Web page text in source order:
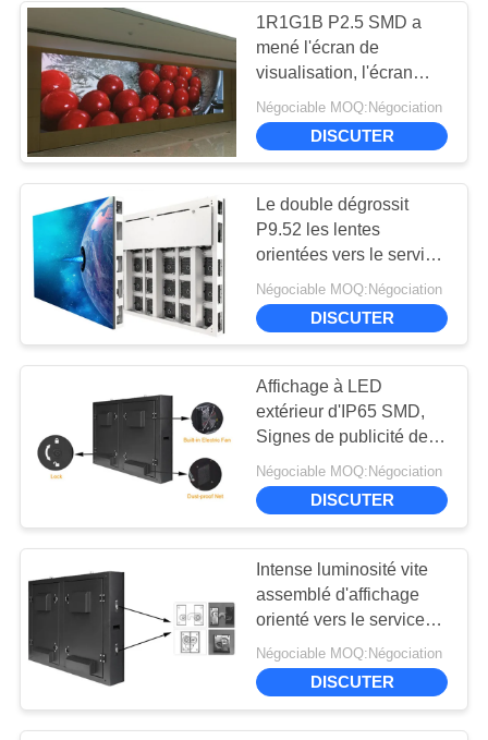
CONFIDENTIALITÉ
Affichage à LED de
service avant
Écran de rideau
10
l'étape a mené
l'écran
26
1R1G1B P2.5 SMD a
mené l'écran de
visualisation, l'écran
polychrome d'intérieur
ROHS de LED
Négociable MOQ:Négociation
DISCUTER
Le double dégrossit
P9.52 les lentes
orientées vers le service
avant extérieures de
l'affichage 7400 pour le
côté de route
Négociable MOQ:Négociation
DISCUTER
Affichage à LED
extérieur d'IP65 SMD,
Signes de publicité de
6,35/9.525mm LED
fortement lumineux
Négociable MOQ:Négociation
DISCUTER
Intense luminosité vite
assemblé d'affichage
orienté vers le service
avant pour la publicité
Négociable MOQ:Négociation
DISCUTER